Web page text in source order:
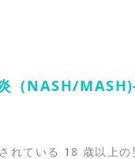
（NASH/
ている 18 歳以上の